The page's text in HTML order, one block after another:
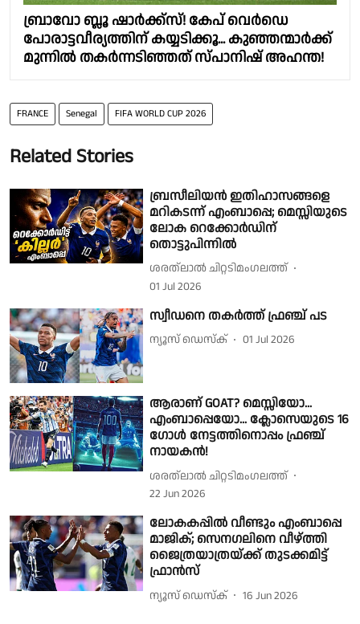
ബ്രാവോ ബ്ലൂ ഷാർക്ക്‌സ്! കേപ് വെർഡെ
പോരാട്ടവീര്യത്തിന് കയ്യടിക്കൂ... കുഞ്ഞന്മാർക്ക്
മുന്നിൽ തകർന്നടിഞ്ഞത് സ്പാനിഷ് അഹന്ത!
FRANCE Senegal FIFA WORLD CUP 2026
Related Stories
ബ്രസീലിയൻ ഇതിഹാസങ്ങളെ
മറികടന്ന് എംബാപ്പെ; മെസ്സിയുടെ
ലോക റെക്കോർഡിന്
തൊട്ടുപിന്നിൽ
ശരത്‌ലാൽ ചിറ്റടിമംഗലത്ത്
01 Jul 2026
സ്വീഡനെ തകർത്ത് ഫ്രഞ്ച് പട
ന്യൂസ് ഡെസ്ക് 01 Jul 2026
ആരാണ് GOAT? മെസ്സിയോ...
എംബാപ്പെയോ... ക്ലോസെയുടെ 16
ഗോൾ നേട്ടത്തിനൊപ്പം ഫ്രഞ്ച്
നായകൻ!
ശരത്‌ലാൽ ചിറ്റടിമംഗലത്ത്
22 Jun 2026
ലോകകപ്പിൽ വീണ്ടും എംബാപ്പെ
മാജിക്; സെനഗലിനെ വീഴ്ത്തി
ജൈത്രയാത്രയ്ക്ക് തുടക്കമിട്ട്
ഫ്രാൻസ്
ന്യൂസ് ഡെസ്ക് 16 Jun 2026